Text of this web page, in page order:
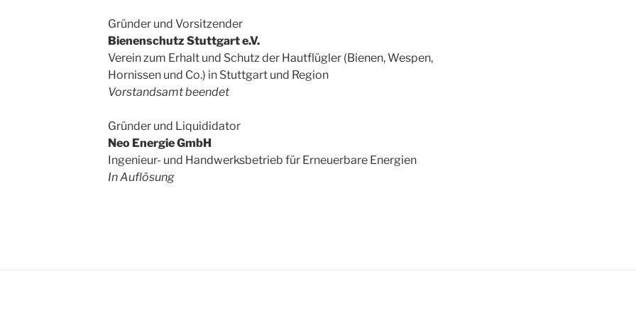
Gründer und Vorsitzender
Bienenschutz Stuttgart e.V.
Verein zum Erhalt und Schutz der Hautflügler (Bienen, Wespen,
Hornissen und Co.) in Stuttgart und Region
Vorstandsamt beendet
Gründer und Liquididator
Neo Energie GmbH
Ingenieur- und Handwerksbetrieb für Erneuerbare Energien
In Auflösung